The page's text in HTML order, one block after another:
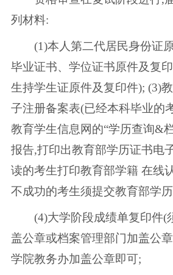
列材料:
(1)本人第二代居民身份证原
毕业证书、学位证书原件及复
生持学生证原件及复印件); (3)
子注册备案表(已经本科毕业的
教育学生信息网的“学历查询&
报告,打印出教育部学历证书电
读的考生打印教育部学籍 在线
不成功的考生须提交教育部学历
(4)大学阶段成绩单复印件(
盖公章或档案管理部门加盖公
学院教务办加盖公章即可;